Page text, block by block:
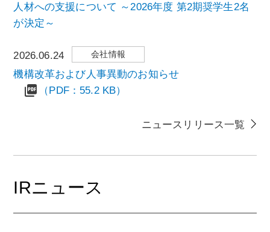
人材への支援について ～2026年度 第2期奨学生2名
が決定～
2026.06.24 会社情報
機構改革および人事異動のお知らせ
（PDF：55.2 KB）
ニュースリリース一覧
IRニュース